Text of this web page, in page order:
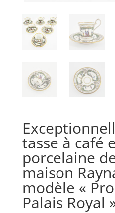
tasse à café
porcelaine
maison
modèle «
Palais Royal